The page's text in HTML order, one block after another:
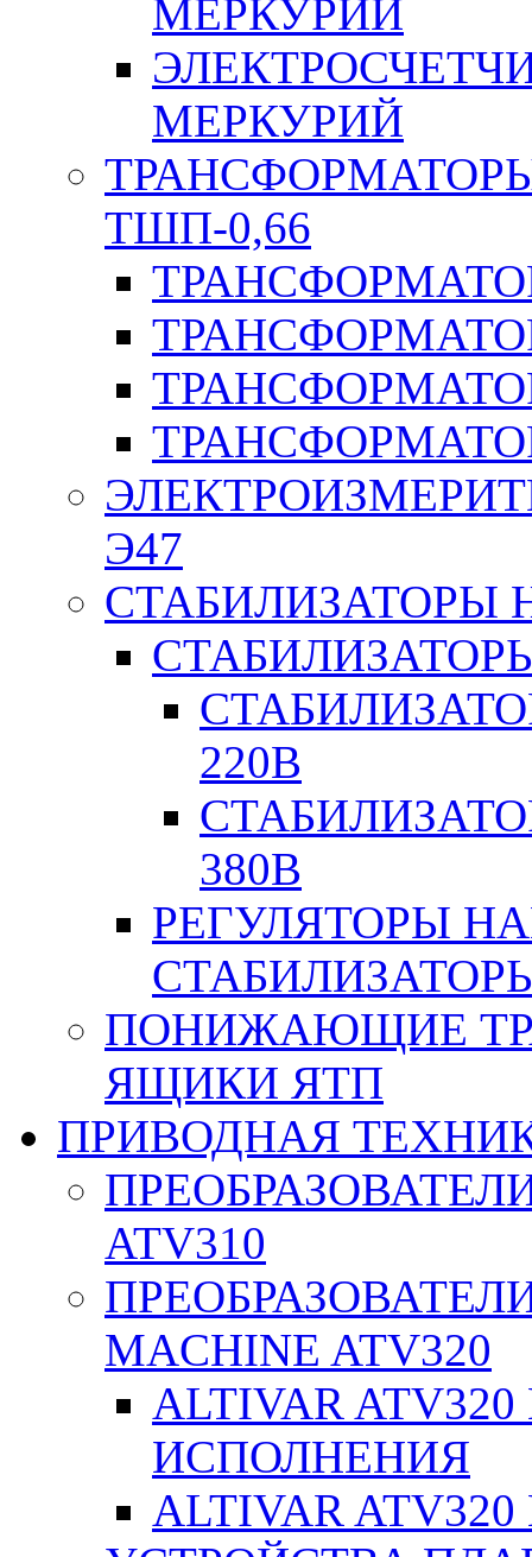
МЕРКУРИЙ
МЕРКУРИЙ
ТШП-0,66
Э47
СТАБИЛИЗАТОРЫ
220В
380В
РЕГУЛЯТОРЫ
ПОНИЖАЮЩИЕ
ЯЩИКИ ЯТП
ПРИВОДНАЯ
ATV310
MACHINE ATV320
ALTIVAR
ИСПОЛНЕНИЯ
ALTIVAR